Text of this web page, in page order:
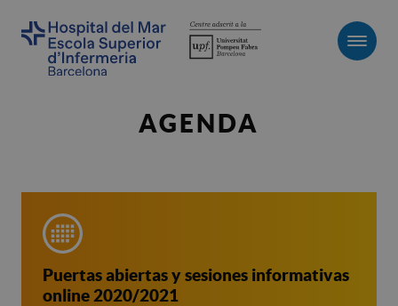
AGENDA
Puertas abiertas y sesiones informativas
online 2020/2021